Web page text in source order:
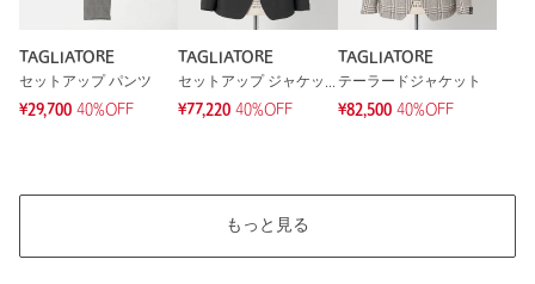
TAGLIATORE
セットアップ パンツ
¥29,700 40%OFF
TAGLIATORE
セットアップ ジャケット
¥77,220 40%OFF
TAGLIATORE
テーラードジャケット
¥82,500 40%OFF
もっと見る